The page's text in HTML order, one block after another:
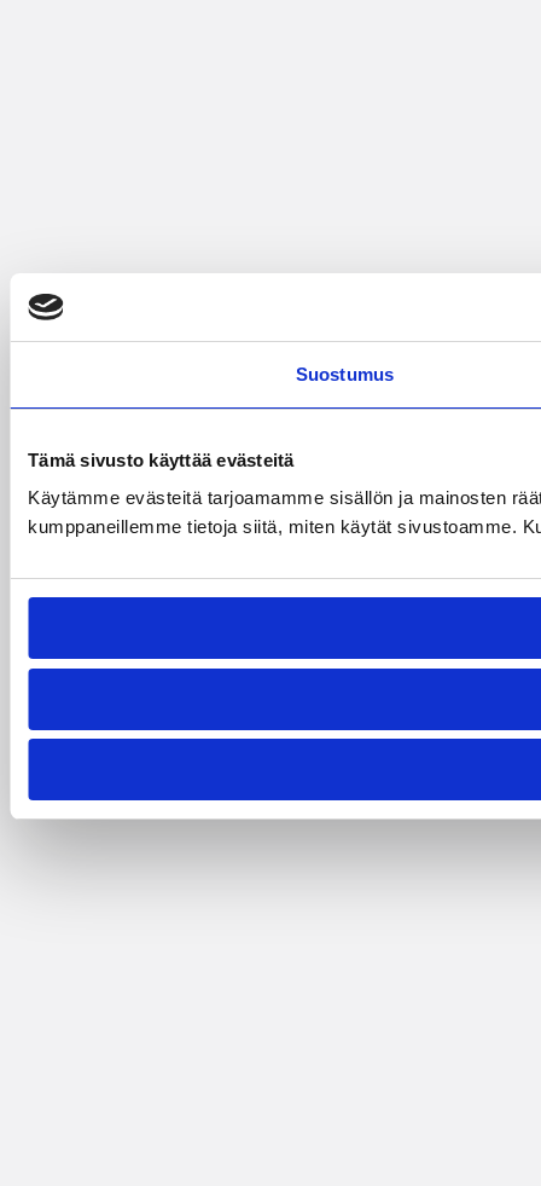
Suostumus
Tämä sivusto käyttää evästeitä
Käytämme evästeitä tarjoamamme sisällön ja mainosten
kumppaneillemme tietoja siitä, miten käytät sivustoamme.